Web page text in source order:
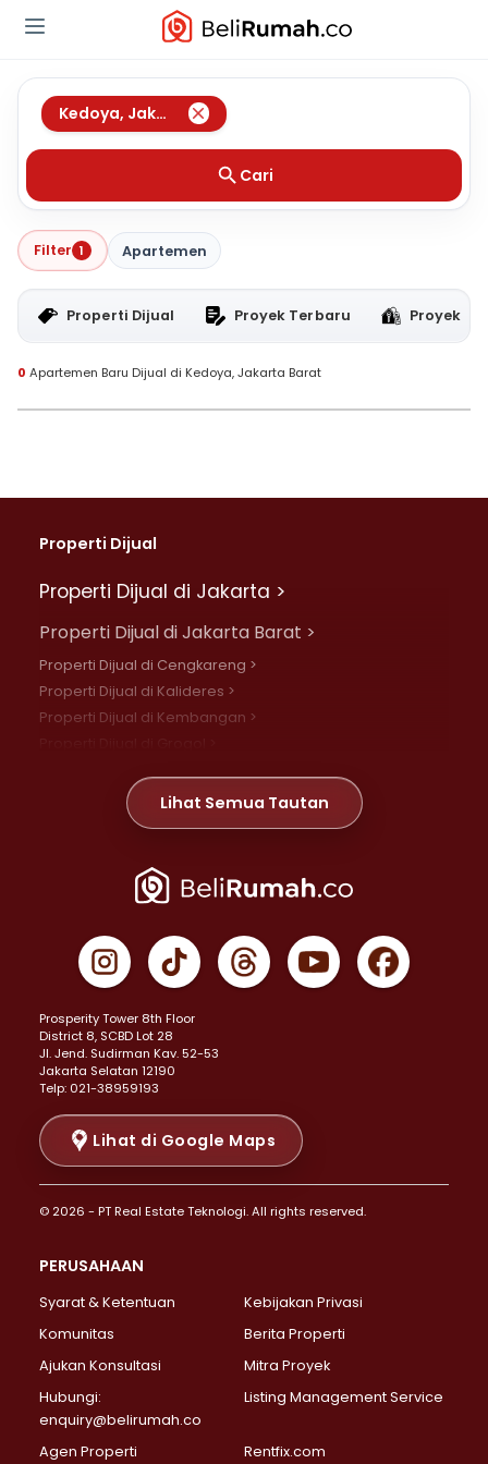
Kedoya, Jakarta Barat
Cari
Filter 1 Apartemen
Properti Dijual Proyek Terbaru Proyek
0 Apartemen Baru Dijual di Kedoya, Jakarta Barat
Properti Dijual
Properti Dijual di Jakarta >
Properti Dijual di Jakarta Barat >
Properti Dijual di Cengkareng >
Properti Dijual di Kalideres >
Properti Dijual di Kembangan >
Properti Dijual di Meruya >
Properti Dijual di Jelambar >
Properti Dijual di Jakarta Pusat >
Properti Dijual di Gambir >
Properti Dijual di Johar Baru >
Properti Dijual di Menteng >
Properti Dijual di Senen >
Properti Dijual di Tanah Abang >
Properti Dijual di Cikini >
Properti Dijual di Kramat >
Properti Dijual di Pasar Baru >
Properti Dijual di Bendungan Hilir >
Properti Dijual di Jakarta Selatan >
Properti Dijual di Lebak Bulus >
Properti Dijual di Gandaria Selatan >
Properti Dijual di Pondok Labu >
Properti Dijual di Lenteng Agung >
Properti Dijual di Senayan >
Properti Dijual di Pondok Pinang >
Lihat Semua Tautan
Prosperity Tower 8th Floor
District 8, SCBD Lot 28
JI. Jend. Sudirman Kav. 52-53
Jakarta Selatan 12190
Telp: 021-38959193
Lihat di Google Maps
© 2026 - PT Real Estate Teknologi. All rights reserved.
PERUSAHAAN
Syarat & Ketentuan
Kebijakan Privasi
Komunitas
Berita Properti
Ajukan Konsultasi
Mitra Proyek
Hubungi:
enquiry@belirumah.co
Listing Management Service
Agen Properti Rentfix.com